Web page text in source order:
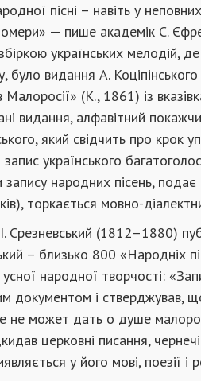
пісні – навіть у
— пише академік С.
українських мелодій,
було видання А.
Малоросії» (К., 1861) із
видання, алфавітний
який свідчить про крок
українського
народних пісень,
торкається мовно-
Срезневський (1812–1880)
– близько 800 «Народніх
народної творчості:
документом і стверджував,
не может дать о душе
церковні писання,
у його мові, поезії і